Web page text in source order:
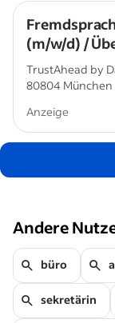
(m/w/d) /
TrustAhead by
80804 München
Anzeige
Andere
büro
sekretärin